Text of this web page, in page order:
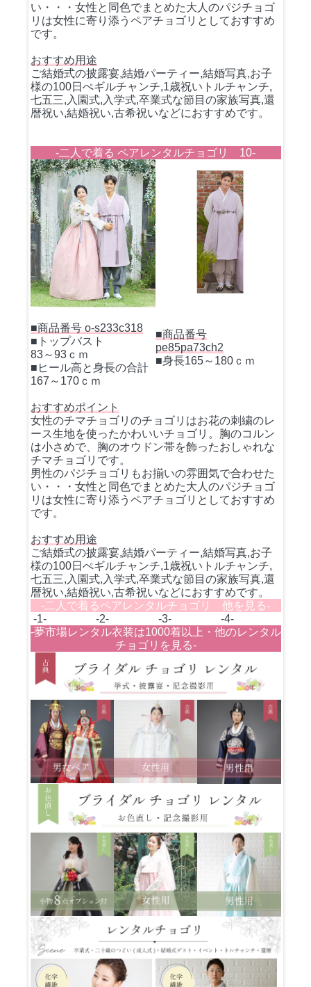
い・・・女性と同色でまとめた大人のパジチョゴ
リは女性に寄り添うペアチョゴリとしておすすめ
です。
おすすめ用途
ご結婚式の披露宴,結婚パーティー,結婚写真,お子
様の100日ぺギルチャンチ,1歳祝いトルチャンチ,
七五三,入園式,入学式,卒業式な節目の家族写真,還
暦祝い,結婚祝い,古希祝いなどにおすすめです。
-二人で着る ペアレンタルチョゴリ 10-
■商品番号 o-s233c318
■トップバスト
83～93ｃｍ
■ヒール高と身長の合計
167～170ｃｍ
■商品番号
pe85pa73ch2
■身長165～180ｃｍ
おすすめポイント
女性のチマチョゴリのチョゴリはお花の刺繍のレ
ース生地を使ったかわいいチョゴリ。胸のコルン
は小さめで、胸のオウドン帯を飾ったおしゃれな
チマチョゴリです。
男性のパジチョゴリもお揃いの雰囲気で合わせた
い・・・女性と同色でまとめた大人のパジチョゴ
リは女性に寄り添うペアチョゴリとしておすすめ
です。
おすすめ用途
ご結婚式の披露宴,結婚パーティー,結婚写真,お子
様の100日ぺギルチャンチ,1歳祝いトルチャンチ,
七五三,入園式,入学式,卒業式な節目の家族写真,還
暦祝い,結婚祝い,古希祝いなどにおすすめです。
-二人で着るペアレンタルチョゴリ 他を見る-
-1-
-2- -3-
-4-
-夢市場レンタル衣装は1000着以上・他のレンタル
チョゴリを見る-